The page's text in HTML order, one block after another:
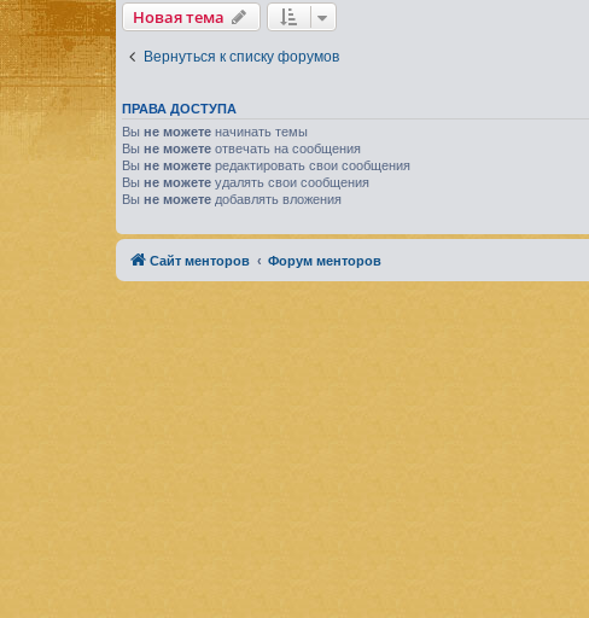
Новая тема
Вернуться к списку форумов
ПРАВА ДОСТУПА
Вы не можете начинать темы
Вы не можете отвечать на сообщения
Вы не можете редактировать свои сообщения
Вы не можете удалять свои сообщения
Вы не можете добавлять вложения
Сайт менторов Форум менторов